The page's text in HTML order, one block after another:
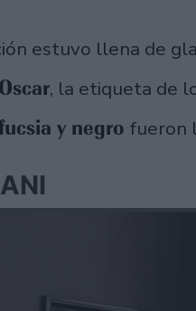
estuvo llena de
, la etiqueta de
y negro fueron